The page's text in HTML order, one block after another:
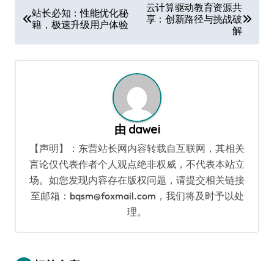
章
导
航
站长必知：性能优化秘
籍，极速升级用户体验
云计算驱动教育资源共
享：创新路径与挑战破
解
由 dawei
【声明】：东营站长网内容转载自互联网，其相关
言论仅代表作者个人观点绝非权威，不代表本站立
场。如您发现内容存在版权问题，请提交相关链接
至邮箱：bqsm@foxmail.com，我们将及时予以处
理。